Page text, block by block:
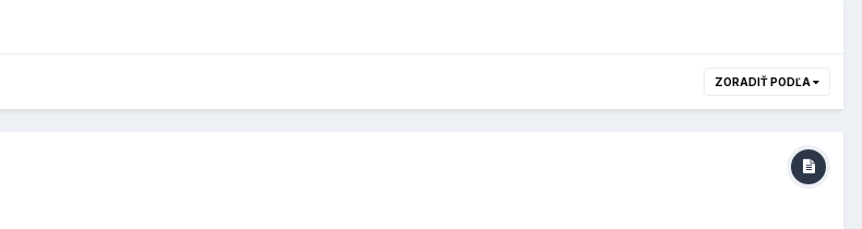
ZORADIŤ PODĽA